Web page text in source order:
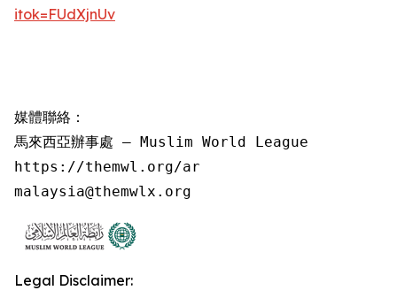
itok=FUdXjnUv
媒體聯絡：
馬來西亞辦事處 – Muslim World League
https://themwl.org/ar
malaysia@themwlx.org
Legal Disclaimer: